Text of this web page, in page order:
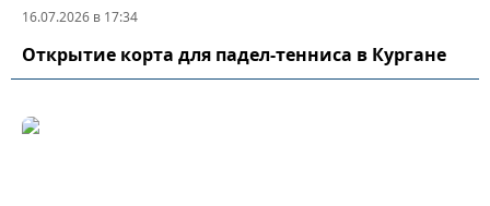
16.07.2026 в 17:34
Открытие корта для падел-тенниса в Кургане